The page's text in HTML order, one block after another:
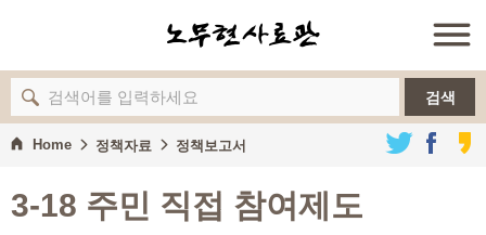
검색
Home 정책자료 정책보고서
3-18 주민 직접 참여제도